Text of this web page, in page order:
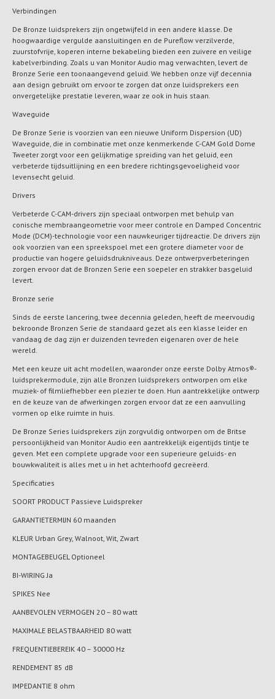
Verbindingen
De Bronze luidsprekers zijn ongetwijfeld in een andere klasse. De
hoogwaardige vergulde aansluitingen en de Pureflow verzilverde,
zuurstofvrije, koperen interne bekabeling bieden een zuivere en veilige
kabelverbinding. Zoals u van Monitor Audio mag verwachten, levert de
Bronze Serie een toonaangevend geluid. We hebben onze vijf decennia
aan design gebruikt om ervoor te zorgen dat onze luidsprekers een
onvergetelijke prestatie leveren, waar ze ook in huis staan.
Waveguide
De Bronze Serie is voorzien van een nieuwe Uniform Dispersion (UD)
Waveguide, die in combinatie met onze kenmerkende C-CAM Gold Dome
Tweeter zorgt voor een gelijkmatige spreiding van het geluid, een
verbeterde tijdsuitlijning en een bredere richtingsgevoeligheid voor
levensecht geluid.
Drivers
Verbeterde C-CAM-drivers zijn speciaal ontworpen met behulp van
conische membraangeometrie voor meer controle en Damped Concentric
Mode (DCM)-technologie voor een nauwkeuriger tijdreactie. De drivers zijn
ook voorzien van een spreekspoel met een grotere diameter voor de
productie van hogere geluidsdrukniveaus. Deze ontwerpverbeteringen
zorgen ervoor dat de Bronzen Serie een soepeler en strakker basgeluid
levert.
Bronze serie
Sinds de eerste lancering, twee decennia geleden, heeft de meervoudig
bekroonde Bronzen Serie de standaard gezet als een klasse leider en
vandaag de dag zijn er duizenden tevreden eigenaren over de hele
wereld.
Met een keuze uit acht modellen, waaronder onze eerste Dolby Atmos®-
luidsprekermodule, zijn alle Bronzen luidsprekers ontworpen om elke
muziek- of filmliefhebber een plezier te doen. Hun aantrekkelijke ontwerp
en de keuze van de afwerkingen zorgen ervoor dat ze een aanvulling
vormen op elke ruimte in huis.
De Bronze Series luidsprekers zijn zorgvuldig ontworpen om de Britse
persoonlijkheid van Monitor Audio een aantrekkelijk eigentijds tintje te
geven. Met een complete upgrade voor een superieure geluids- en
bouwkwaliteit is alles met u in het achterhoofd gecreëerd.
Specificaties
SOORT PRODUCT Passieve Luidspreker
GARANTIETERMIJN 60 maanden
KLEUR Urban Grey, Walnoot, Wit, Zwart
MONTAGEBEUGEL Optioneel
BI-WIRING Ja
SPIKES Nee
AANBEVOLEN VERMOGEN 20 – 80 watt
MAXIMALE BELASTBAARHEID 80 watt
FREQUENTIEBEREIK 40 – 30000 Hz
RENDEMENT 85 dB
IMPEDANTIE 8 ohm